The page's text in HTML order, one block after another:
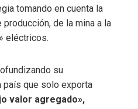
tomando en cuenta la
de la mina a la
eléctricos.
su
país que solo exporta
valor agregado»,